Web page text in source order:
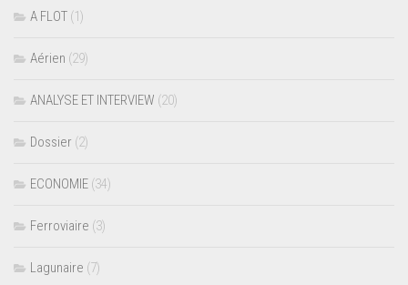
A FLOT (1)
Aérien (29)
ANALYSE ET INTERVIEW (20)
Dossier (2)
ECONOMIE (34)
Ferroviaire (3)
Lagunaire (7)